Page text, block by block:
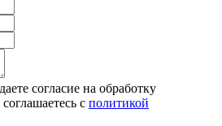
согласие на обработку
с политикой